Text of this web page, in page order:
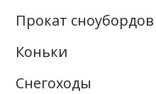
Прокат сноубордов
Коньки
Снегоходы